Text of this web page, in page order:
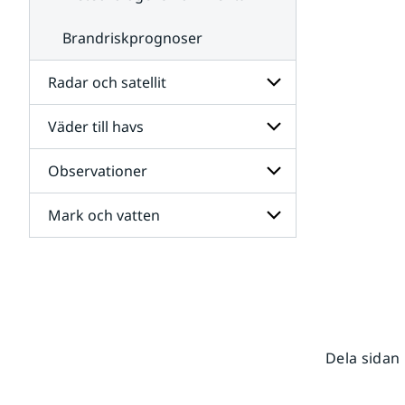
Brandriskprognoser
Radar och satellit
Undersidor
för
Radar
och
satellit
Väder till havs
Undersidor
för
Väder
till
havs
Observationer
Undersidor
för
Mark och vatten
Dela sidan